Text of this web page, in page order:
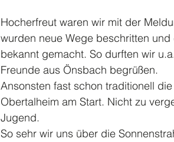
Hocherfreut waren wir mit der
wurden neue Wege beschritten
bekannt gemacht. So durften wir
Freunde aus Önsbach begrüßen.
Ansonsten fast schon traditionell
Obertalheim am Start. Nicht zu
Jugend.
So sehr wir uns über die